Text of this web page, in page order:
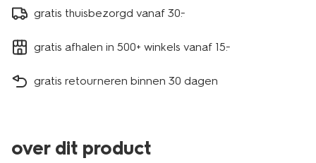
gratis thuisbezorgd vanaf 30.-
gratis afhalen in 500+ winkels vanaf 15.-
gratis retourneren binnen 30 dagen
over dit product